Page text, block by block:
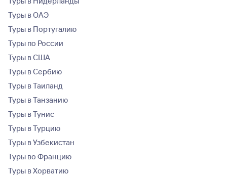
Туры в ОАЭ
Туры в Португалию
Туры по России
Туры в США
Туры в Сербию
Туры в Таиланд
Туры в Танзанию
Туры в Тунис
Туры в Турцию
Туры в Узбекистан
Туры во Францию
Туры в Хорватию